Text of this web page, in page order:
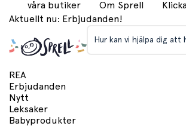
våra butiker Om Sprell
Aktuellt nu: Erbjudanden!
Hur kan vi hjälpa dig att
REA
Erbjudanden
Nytt
Leksaker
Babyprodukter